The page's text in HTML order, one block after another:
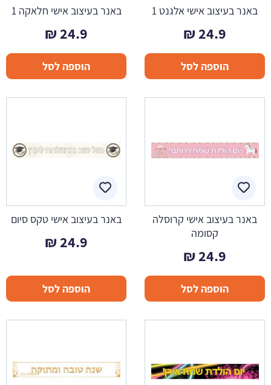
באנר בעיצוב אישי אלגנט 1
24.9
₪
הוספה לסל
באנר בעיצוב אישי חלאקה 1
24.9
₪
הוספה לסל
באנר בעיצוב אישי קרוסלה
קסומה
24.9
₪
הוספה לסל
באנר בעיצוב אישי טקס סיום
24.9
₪
הוספה לסל